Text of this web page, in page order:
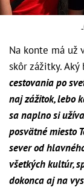
Na konte má už
skôr zážitky.
cestovania po
naj zážitok, lebo
sa naplno si
posvätné miesto
sever od
všetkých kultúr,
dokonca aj na